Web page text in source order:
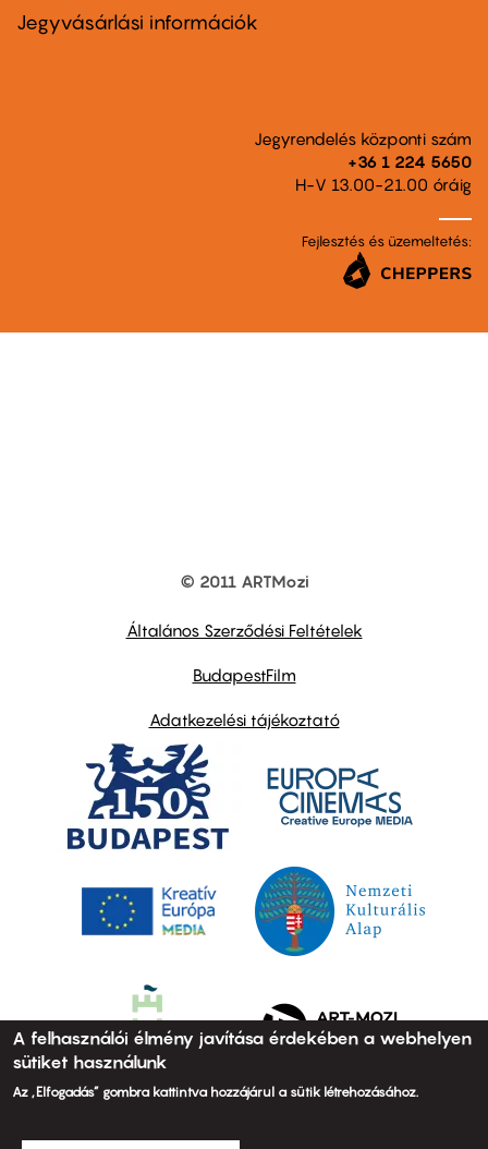
second
Jegyvásárlási információk
Jegyrendelés központi szám
+36 1 224 5650
H-V 13.00-21.00 óráig
Fejlesztés és üzemeltetés:
© 2011 ARTMozi
Általános Szerződési Feltételek
BudapestFilm
Adatkezelési tájékoztató
A felhasználói élmény javítása érdekében a webhelyen
sütiket használunk
Az „Elfogadás” gombra kattintva hozzájárul a sütik létrehozásához.